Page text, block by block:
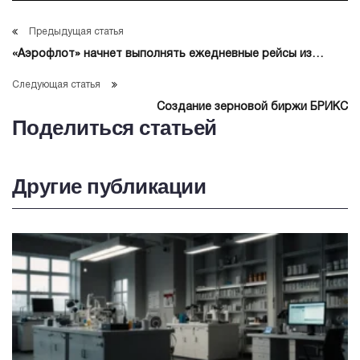
Предыдущая статья
«Аэрофлот» начнет выполнять ежедневные рейсы из
Следующая статья
Создание зерновой биржи БРИКС
Поделиться статьей
Другие публикации